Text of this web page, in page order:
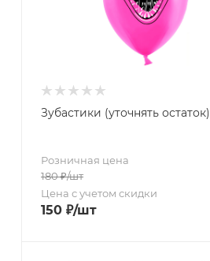
Зубастики (уточнять остаток)
Розничная цена
180₽/шт
Цена с учетом скидки
150 ₽/шт